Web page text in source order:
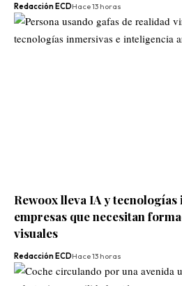
Redacción ECDHace 13 horas
Rewoox lleva IA y tecnologías
empresas que necesitan
visuales
Redacción ECDHace 13 horas